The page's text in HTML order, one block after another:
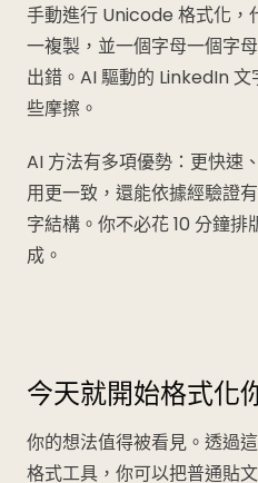
手動進行 Unicode 格式化，
一複製，並一個字母一個字
出錯。AI 驅動的 LinkedIn
些摩擦。
AI 方法有多項優勢：更快速
用更一致，還能依據經驗證
字結構。你不必花 10 分鐘
成。
今天就開始格式化
你的想法值得被看見。透過
格式工具，你可以把普通貼